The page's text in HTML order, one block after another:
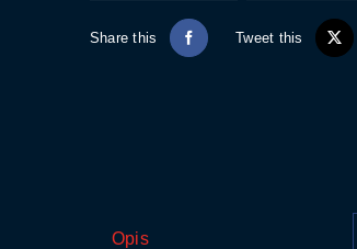
ALFA CAR- DODATNA OPREMA
SREDSTVA Za Samouslužne Strojeve
Share this Tweet this
Opis